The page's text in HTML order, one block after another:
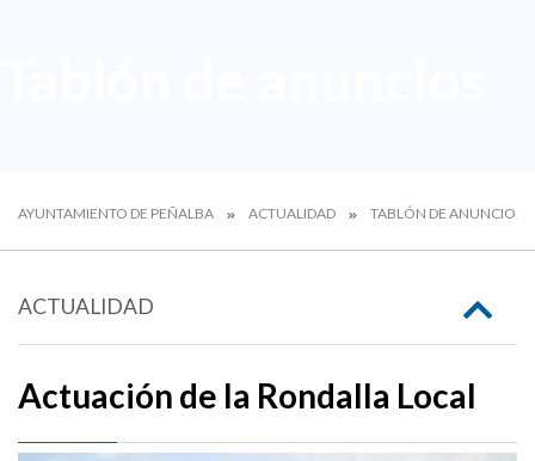
AYUNTAMIENTO DE PEÑALBA ACTUALIDAD TABLÓN DE ANUNCIOS
ACTUALIDAD
Actuación de la Rondalla Local